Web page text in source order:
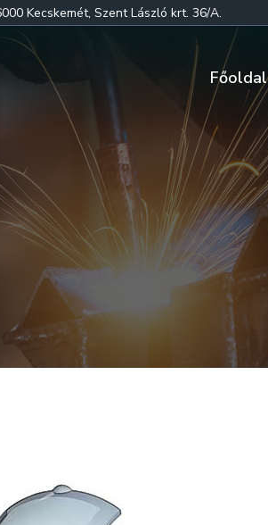
Kecskemét, Szent László krt. 36/A.
Főoldal